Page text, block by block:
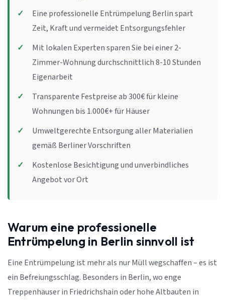
Eine professionelle Entrümpelung Berlin spart
Zeit, Kraft und vermeidet Entsorgungsfehler
Mit lokalen Experten sparen Sie bei einer 2-
Zimmer-Wohnung durchschnittlich 8-10 Stunden
Eigenarbeit
Transparente Festpreise ab 300€ für kleine
Wohnungen bis 1.000€+ für Häuser
Umweltgerechte Entsorgung aller Materialien
gemäß Berliner Vorschriften
Kostenlose Besichtigung und unverbindliches
Angebot vor Ort
Warum eine professionelle
Entrümpelung in Berlin sinnvoll ist
Eine Entrümpelung ist mehr als nur Müll wegschaffen – es ist
ein Befreiungsschlag. Besonders in Berlin, wo enge
Treppenhäuser in Friedrichshain oder hohe Altbauten in